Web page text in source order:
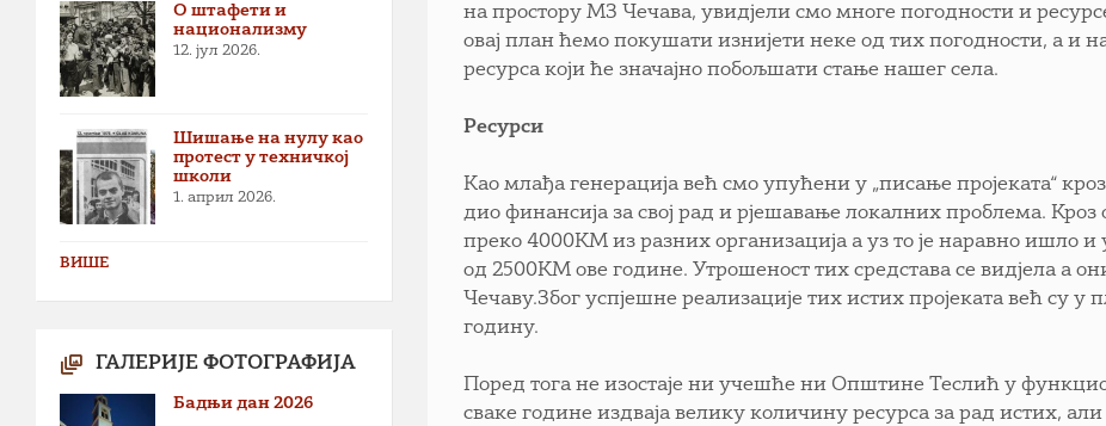
на простору МЗ Чечава, увидјели смо многе погодности и
овај план ћемо покушати изнијети неке од тих погодности, а и
ресурса који ће значајно побољшати стање нашег села.
Ресурси
Као млађа генерација већ смо упућени у „писање пројеката“
дио финансија за свој рад и рјешавање локалних проблема. Кроз
преко 4000КМ из разних организација а уз то је наравно ишло
од 2500КМ ове године. Утрошеност тих средстава се видјела а
Чечаву.Због успјешне реализације тих истих пројеката већ су у
годину.
Поред тога не изостаје ни учешће ни Општине Теслић у
сваке године издваја велику количину ресурса за рад истих,
О штафети и
национализму
12. јул 2026.
Шишање на нулу као
протест у техничкој
школи
1. април 2026.
ВИШЕ
ГАЛЕРИЈЕ ФОТОГРАФИЈА
Бадњи дан 2026